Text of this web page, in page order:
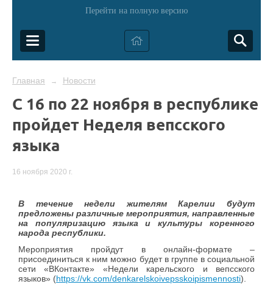
Перейти на полную версию
Главная → Новости
С 16 по 22 ноября в республике
пройдет Неделя вепсского
языка
16 ноября 2020 г.
В течение недели жителям Карелии будут
предложены различные мероприятия, направленные
на популяризацию языка и культуры коренного
народа республики.
Мероприятия пройдут в онлайн-формате –
присоединиться к ним можно будет в группе в социальной
сети «ВКонтакте» «Недели карельского и вепсского
языков» (https://vk.com/denkarelskoivepsskoipismennosti).